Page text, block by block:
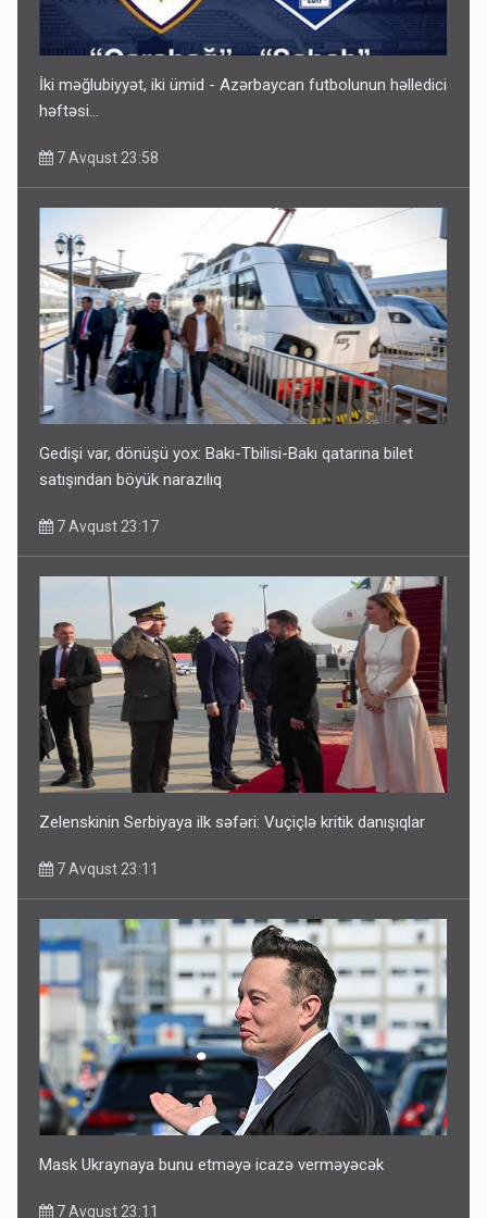
Gedişi var, dönüşü yox: Bakı-Tbilisi-Bakı qatarına bilet
satışından böyük narazılıq
Geri çağırılan səfir Abel Məhərrəmovun oğludur - DOSYE
7 Avqust 14:07
Media və Yayım Şurasına əlavə hüquq və vəzifələr verilib
7 Avqust 13:24
İki məğlubiyyət, iki ümid - Azərbaycan futbolunun həlledici
həftəsi...
7 Avqust 23:58
Gedişi var, dönüşü yox: Bakı-Tbilisi-Bakı qatarına bilet
satışından böyük narazılıq
7 Avqust 23:17
Zelenskinin Serbiyaya ilk səfəri: Vuçiçlə kritik danışıqlar
7 Avqust 23:11
Mask Ukraynaya bunu etməyə icazə verməyəcək
7 Avqust 23:11